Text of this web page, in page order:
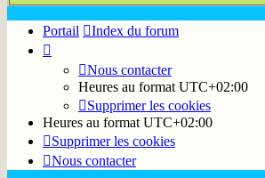
Portail Index du forum
Nous contacter
Heures au format UTC+02:00
Supprimer les cookies
Heures au format UTC+02:00
Supprimer les cookies
Nous contacter